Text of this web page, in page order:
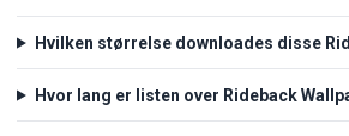
Hvilken størrelse downloades disse
Hvor lang er listen over Rideback